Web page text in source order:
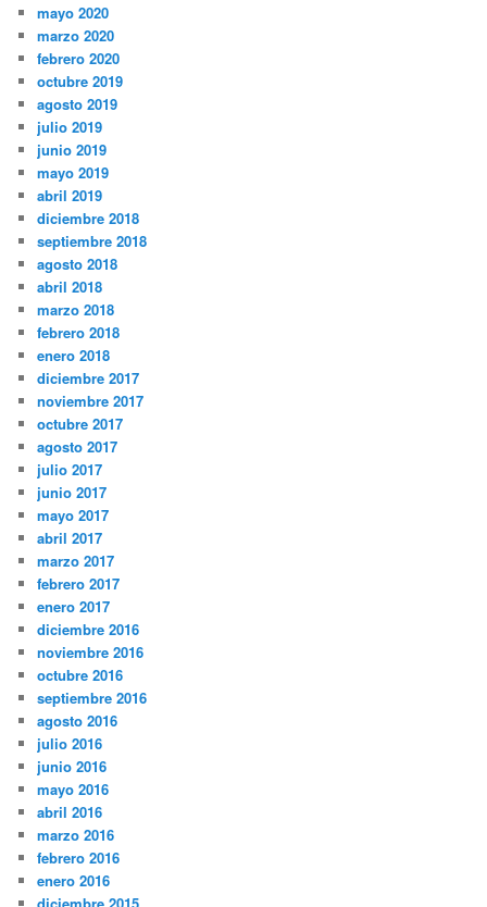
mayo 2020
marzo 2020
febrero 2020
octubre 2019
agosto 2019
julio 2019
junio 2019
mayo 2019
abril 2019
diciembre 2018
septiembre 2018
agosto 2018
abril 2018
marzo 2018
febrero 2018
enero 2018
diciembre 2017
noviembre 2017
octubre 2017
agosto 2017
julio 2017
junio 2017
mayo 2017
abril 2017
marzo 2017
febrero 2017
enero 2017
diciembre 2016
noviembre 2016
octubre 2016
septiembre 2016
agosto 2016
julio 2016
junio 2016
mayo 2016
abril 2016
marzo 2016
febrero 2016
enero 2016